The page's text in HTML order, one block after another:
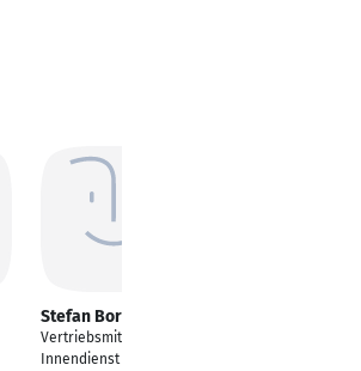
Stefan Borgmeier
Vertriebsmitarbeiter
Innendienst